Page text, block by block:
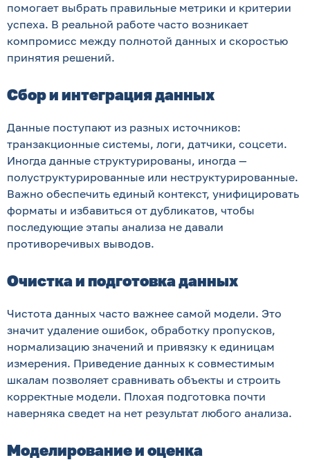
помогает выбрать правильные метрики и критерии
успеха. В реальной работе часто возникает
компромисс между полнотой данных и скоростью
принятия решений.
Сбор и интеграция данных
Данные поступают из разных источников:
транзакционные системы, логи, датчики, соцсети.
Иногда данные структурированы, иногда —
полуструктурированные или неструктурированные.
Важно обеспечить единый контекст, унифицировать
форматы и избавиться от дубликатов, чтобы
последующие этапы анализа не давали
противоречивых выводов.
Очистка и подготовка данных
Чистота данных часто важнее самой модели. Это
значит удаление ошибок, обработку пропусков,
нормализацию значений и привязку к единицам
измерения. Приведение данных к совместимым
шкалам позволяет сравнивать объекты и строить
корректные модели. Плохая подготовка почти
наверняка сведет на нет результат любого анализа.
Моделирование и оценка